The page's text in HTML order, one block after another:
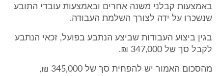
באמצעות קבלני משנה אחרים ובאמצעות עובדי התובע
שנשכרו על ידה לצורך השלמת העבודה.
בגין ביצוע העבודות שביצע הנתבע בפועל, זכאי הנתבע
לקבל סך של 347,000 ₪.
מהסכום האמור יש להפחית סך של 345,000 ₪,